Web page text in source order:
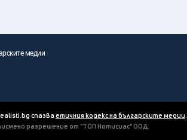
медии
спазва етичния кодекс на българските медии.
разрешение от "ТОП Нотисиас" ООД.